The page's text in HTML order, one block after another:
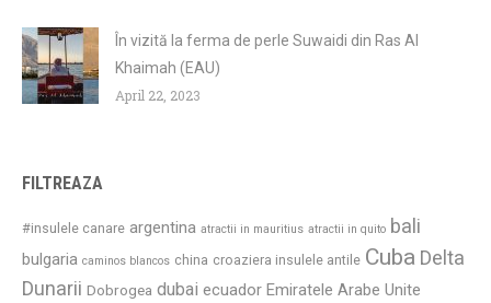
În vizită la ferma de perle Suwaidi din Ras Al
Khaimah (EAU)
April 22, 2023
FILTREAZA
#insulele canare argentina atractii in mauritius atractii in quito bali
bulgaria caminos blancos china croaziera insulele antile Cuba Delta
Dunarii Dobrogea dubai ecuador Emiratele Arabe Unite